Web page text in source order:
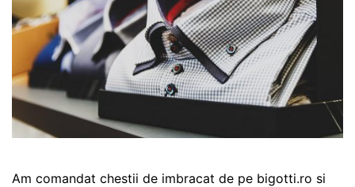
Am comandat chestii de imbracat de pe bigotti.ro si